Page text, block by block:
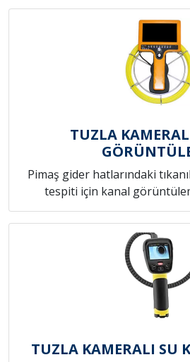
TUZLA
Pimaş gider hatlarındaki
tespiti için kanal
TUZLA KAMERALI SU